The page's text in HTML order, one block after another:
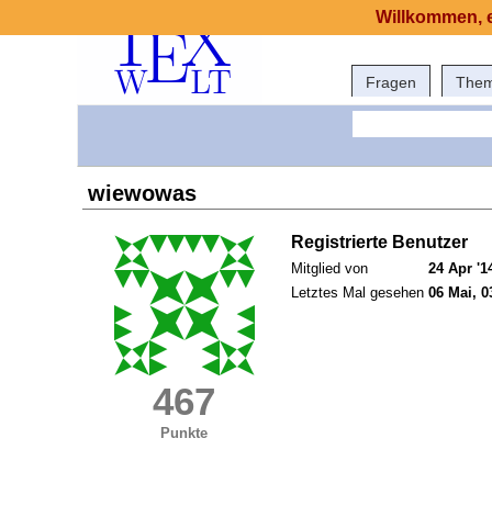
Fragen
wiewowas
467
Punkte
Registrierte Benutzer
Mitglied von
24 Apr
Letztes Mal gesehen 06 Mai,
Willkommen,